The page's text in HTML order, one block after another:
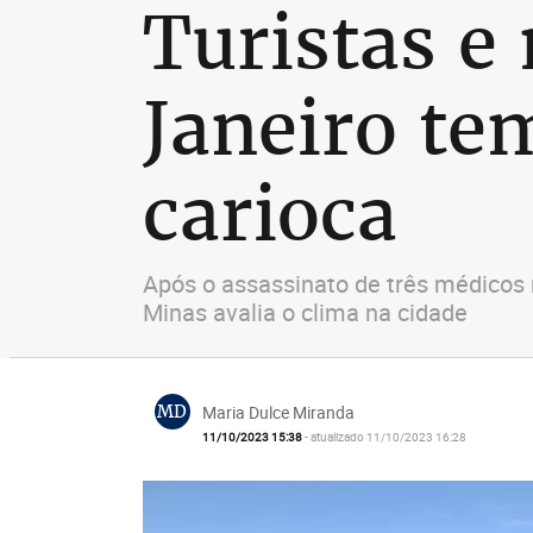
Turistas e
Janeiro
carioca
Após o assassinato de três
Minas avalia o clima na cidade
MD Maria Dulce Miranda
11/10/2023 15:38- atualizado 11/10/2023 16:28